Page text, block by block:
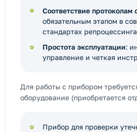
Соответствие протоколам
обязательным этапом в
стандартах
Простота эксплуатации:
управление и четкая
Для работы с прибором
оборудование (приобретается
Прибор для проверки